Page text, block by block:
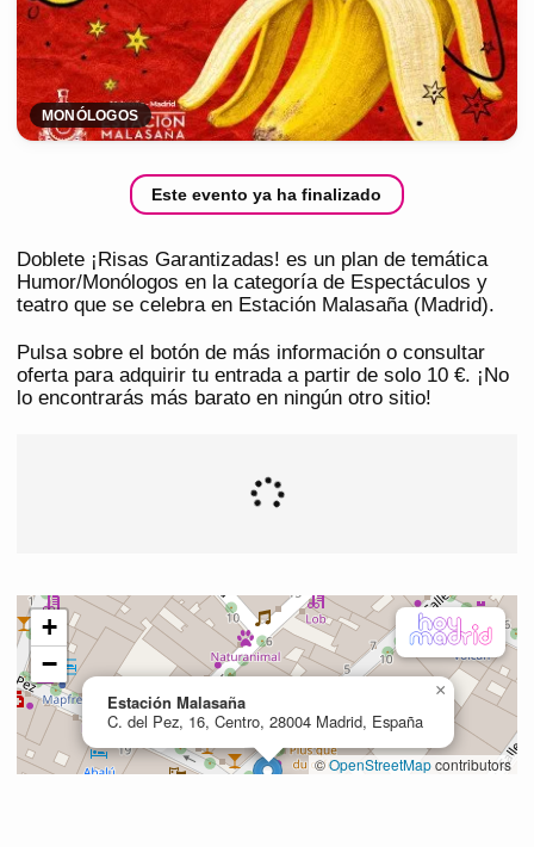
MONÓLOGOS
Este evento ya ha finalizado
Doblete ¡Risas Garantizadas! es un plan de temática
Humor/Monólogos en la categoría de Espectáculos y
teatro que se celebra en Estación Malasaña (Madrid).
Pulsa sobre el botón de más información o consultar
oferta para adquirir tu entrada a partir de solo 10 €. ¡No
lo encontrarás más barato en ningún otro sitio!